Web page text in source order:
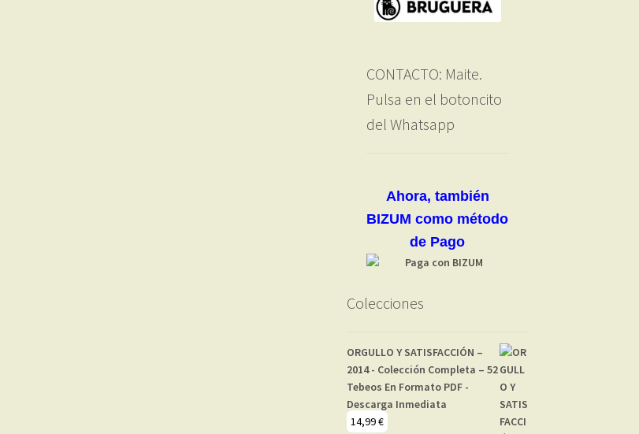
CONTACTO: Maite.
Pulsa en el botoncito
del Whatsapp
Ahora, también
BIZUM como método
de Pago
Colecciones
ORGULLO Y SATISFACCIÓN –
2014 - Colección Completa – 52
Tebeos En Formato PDF -
Descarga Inmediata
14,99€